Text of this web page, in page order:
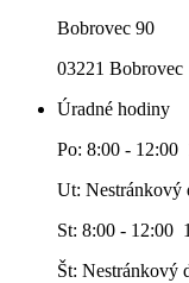
Bobrovec 90
03221 Bobrovec
Úradné hodiny
Po: 8:00 - 12:00
Ut: Nestránkový
St: 8:00 - 12:00
Št: Nestránkový